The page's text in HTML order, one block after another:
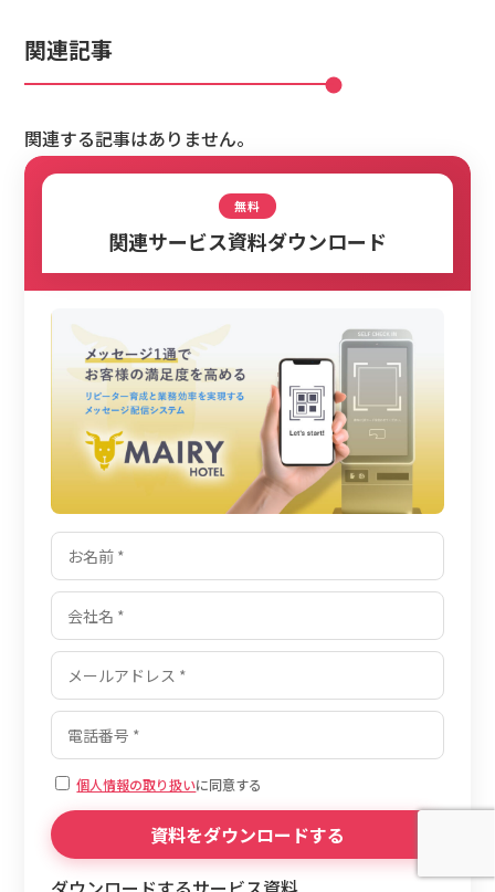
関連記事
関連する記事はありません。
無料
関連サービス資料ダウンロード
個人情報の取り扱いに同意する